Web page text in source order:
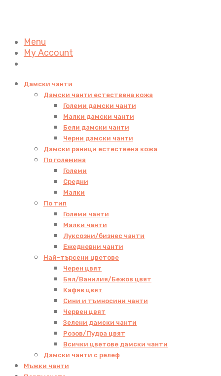
Menu
My Account
Дамски чанти
Дамски чанти естествена кожа
Големи дамски чанти
Малки дамски чанти
Бели дамски чанти
Черни дамски чанти
Дамски раници естествена кожа
По големина
Големи
Средни
Малки
По тип
Големи чанти
Малки чанти
Луксозни/бизнес чанти
Ежедневни чанти
Най-търсени цветове
Черен цвят
Бял/Ванилия/Бежов цвят
Кафяв цвят
Сини и тъмносини чанти
Червен цвят
Зелени дамски чанти
Розов/Пудра цвят
Всички цветове дамски чанти
Дамски чанти с релеф
Мъжки чанти